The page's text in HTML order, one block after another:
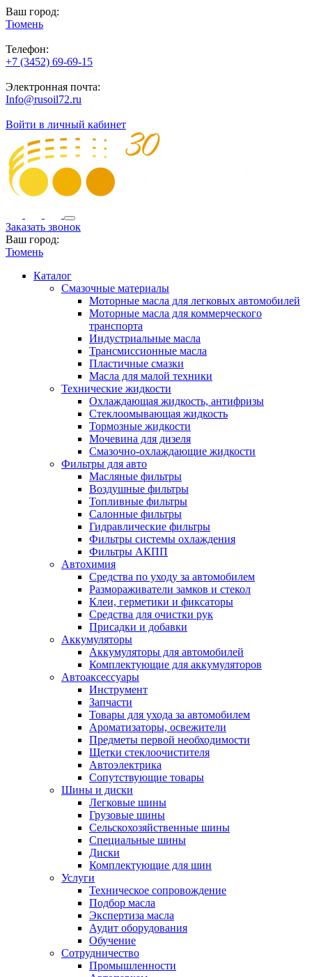
Ваш город:
Тюмень
Телефон:
+7 (3452) 69-69-15
Электронная почта:
Info@rusoil72.ru
Войти в личный кабинет
Заказать звонок
Ваш город:
Тюмень
Каталог
Смазочные материалы
Моторные масла для легковых автомобилей
Моторные масла для коммерческого
транспорта
Индустриальные масла
Трансмиссионные масла
Пластичные смазки
Масла для малой техники
Технические жидкости
Охлаждающая жидкость, антифризы
Стеклоомывающая жидкость
Тормозные жидкости
Мочевина для дизеля
Смазочно-охлаждающие жидкости
Фильтры для авто
Масляные фильтры
Воздушные фильтры
Топливные фильтры
Салонные фильтры
Гидравлические фильтры
Фильтры системы охлаждения
Фильтры АКПП
Автохимия
Средства по уходу за автомобилем
Размораживатели замков и стекол
Клеи, герметики и фиксаторы
Средства для очистки рук
Присадки и добавки
Аккумуляторы
Аккумуляторы для автомобилей
Комплектующие для аккумуляторов
Автоаксессуары
Инструмент
Запчасти
Товары для ухода за автомобилем
Ароматизаторы, освежители
Предметы первой необходимости
Щетки стеклоочистителя
Автоэлектрика
Сопутствующие товары
Шины и диски
Легковые шины
Грузовые шины
Сельскохозяйственные шины
Специальные шины
Диски
Комплектующие для шин
Услуги
Техническое сопровождение
Подбор масла
Экспертиза масла
Аудит оборудования
Обучение
Сотрудничество
Промышленности